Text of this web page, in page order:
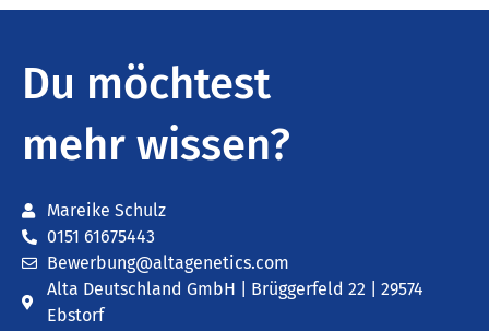
Du möchtest
mehr wissen?
Mareike Schulz
0151 61675443
Bewerbung@altagenetics.com
Alta Deutschland GmbH | Brüggerfeld 22 | 29574
Ebstorf